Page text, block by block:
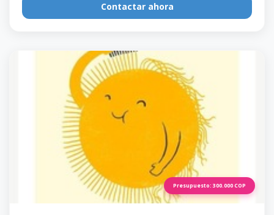
Contactar ahora
Presupuesto: 300.000COP